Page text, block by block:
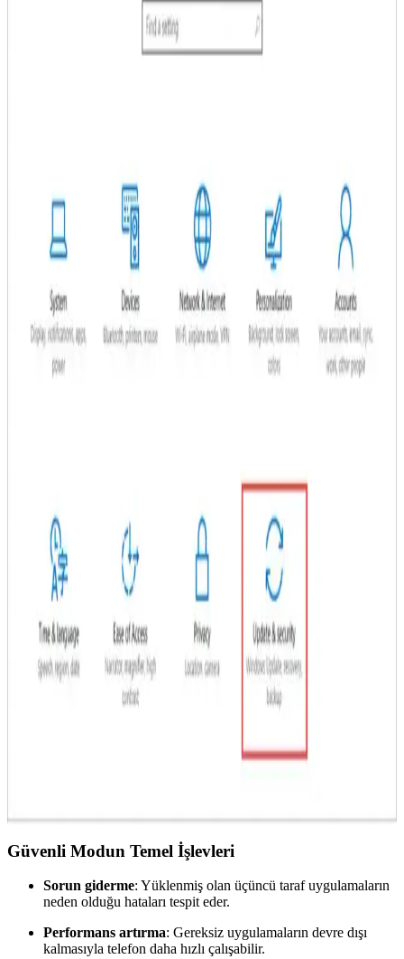
Samsung telefonlarda virüs ve kötü amaçlı yazılım temizliği için
güncel yöntemler, güvenlik güncellemeleri ve kullanıcı deneyimleri
detaylı şekilde anlatılıyor.
Android Telefonlarda Reklam Virüsü Temizleme ve
Güvenlik Önlemleri Rehberi
Android telefonlarda reklam virüsü sorununu çözmek için antivirüs
kullanımı, güvenli mod, uygulama izinleri ve güncellemeler gibi
temel adımlar anlatılıyor. Cihaz güvenliği için pratik öneriler içerir.
Bilgisayar Kırmızı Ekran Nedenleri ve Çözüm
Yolları Hakkında Kapsamlı Rehber
veri kaybına yol açabilir. Bu makalede, donma nedenleri ve etkili
çözüm yollarını bulabilirsiniz.
Xiaomi Güvenli Mod Nedir ve Güvenlik ile Gizlilik
İçin Nasıl Kullanılır
Xiaomi güvenli modu, cihazın temel işlevselliğini koruyarak
sorunları tanımlamaya ve gidermeye yardımcı olur. Güvenlik ve
gizlilik açısından önemli olan bu özellik, kötü amaçlı yazılımları
tespit edip etkisiz hale getirir.
Bilgisayar Güvenli Modda Başlatma Yöntemleri ve
Güvenli Modun Temel İşlevleri
Sorun giderme: Yüklenmiş olan üçüncü taraf uygulamaların
neden olduğu hataları tespit eder.
Performans artırma: Gereksiz uygulamaların devre dışı
kalmasıyla telefon daha hızlı çalışabilir.